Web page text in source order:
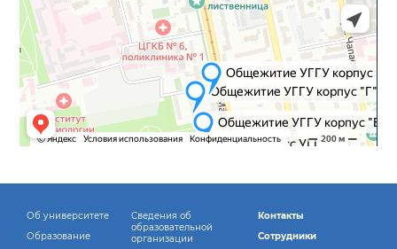
Об университете
Образование
Сведения об
образовательной
организации
Контакты
Сотрудники